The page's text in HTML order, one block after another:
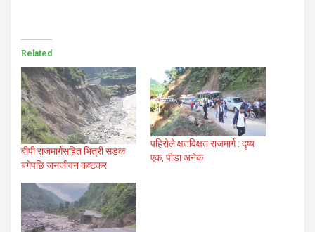
Related
बीपी राजमार्गसहित भित्री सडक
बगेपछि जनजीवन कष्टकर
पहिरोले क्षतविक्षत राजमार्ग : दृष्य
एक, पीडा अनेक